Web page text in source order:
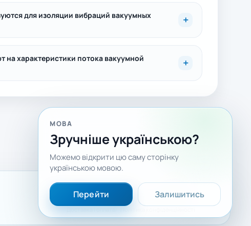
для изоляции вибраций вакуумных
на характеристики потока вакуумной
Facebook LinkedIn YouTube
МОВА
Зручніше українською?
Можемо відкрити цю саму сторінку
українською мовою.
Перейти Залишитись